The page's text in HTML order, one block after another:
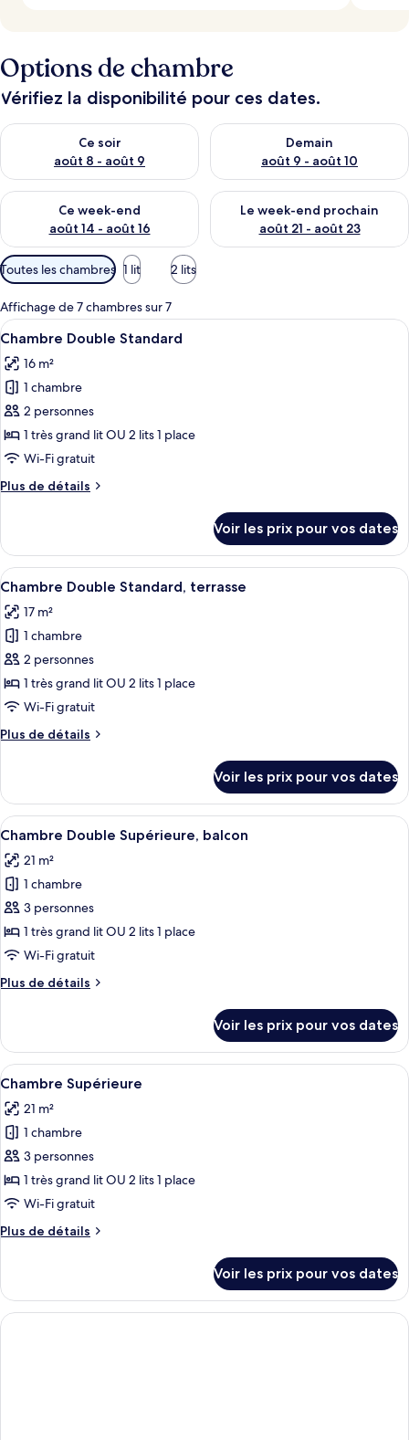
Options de chambre
Vérifiez la disponibilité pour ces dates.
Ce soir
août 8 - août 9
Vérifier la disponibilité pour ce soir août 8 - août 9
Demain
août 9 - août 10
Vérifier la disponibilité pour
Ce week-end
août 14 - août 16
Vérifier la disponibilité pour ce week-end août 14 - août 16
Le week-end prochain
août 21 - août 23
Vérifier la disponibilité pour
Filtres
disponibles
pour
les
chambres
Toutes les chambres 1 lit 2 lits
Affichage de 7 chambres sur 7
Afficher
toutes
les
photos
pour
ce
type
chambre :
Standard
Minibar, coffres-forts dans les
21
Chambre Double Standard
16 m²
1 chambre
2 personnes
1 très grand lit OU 2 lits 1 place
Wi-Fi gratuit
Plus de détails
Plus
le
type
de
Chambre
Double
Voir les prix pour vos dates
Afficher
toutes
les
photos
pour
ce
type
chambre :
Standard,
terrasse
Une chambre avec un grand lit, une
20
Chambre Double Standard, terrasse
17 m²
1 chambre
2 personnes
1 très grand lit OU 2 lits 1 place
Wi-Fi gratuit
Plus de détails
Plus
le
type
de
Chambre
Double
terrasse
Voir les prix pour vos dates
Afficher
toutes
les
photos
pour
ce
type
chambre :
Supérieure,
balcon
Une chambre avec un grand lit, une
16
Chambre Double Supérieure, balcon
21 m²
1 chambre
3 personnes
1 très grand lit OU 2 lits 1 place
Wi-Fi gratuit
Plus de détails
Plus
le
type
de
Chambre
Double
balcon
Voir les prix pour vos dates
Afficher
toutes
les
photos
pour
ce
type
chambre :
Une chambre à coucher moderne
24
Chambre Supérieure
21 m²
1 chambre
3 personnes
1 très grand lit OU 2 lits 1 place
Wi-Fi gratuit
Plus de détails
Plus
le
type
de
Voir les prix pour vos dates